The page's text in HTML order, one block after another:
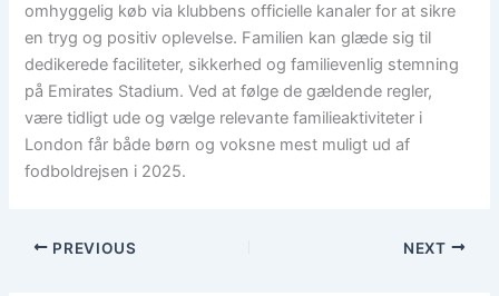
omhyggelig køb via klubbens officielle kanaler for at sikre
en tryg og positiv oplevelse. Familien kan glæde sig til
dedikerede faciliteter, sikkerhed og familievenlig stemning
på Emirates Stadium. Ved at følge de gældende regler,
være tidligt ude og vælge relevante familieaktiviteter i
London får både børn og voksne mest muligt ud af
fodboldrejsen i 2025.
PREVIOUS NEXT